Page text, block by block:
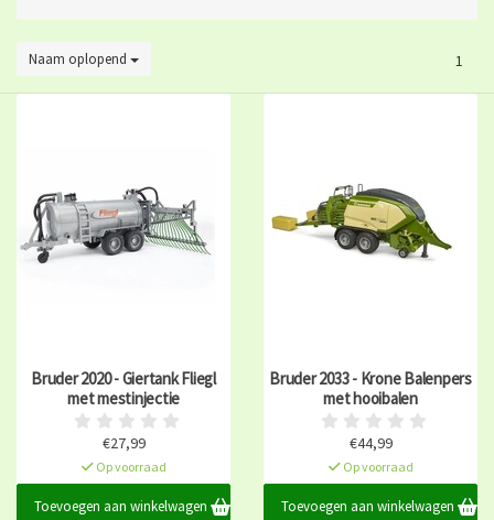
Naam oplopend 1
Bruder 2020 - Giertank Fliegl
met mestinjectie
€27,99
Op voorraad
Toevoegen aan winkelwagen
Bruder 2033 - Krone Balenpers
met hooibalen
€44,99
Op voorraad
Toevoegen aan winkelwagen